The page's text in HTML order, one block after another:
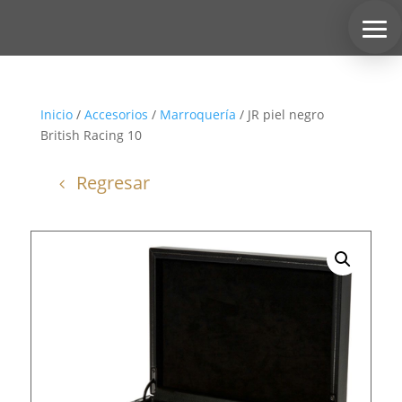
Inicio/ Accesorios / Marroquería / JR piel negro
British Racing 10
Regresar